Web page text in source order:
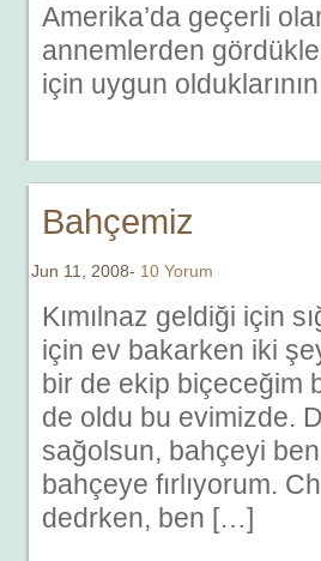
Amerika’da geçerli
annemlerden
için uygun
Bahçemiz
Jun 11, 2008- 10 Yorum
Kımılnaz geldiği için
için ev bakarken iki
bir de ekip biçeceğim
de oldu bu evimizde.
sağolsun, bahçeyi
bahçeye fırlıyorum.
dedrken, ben […]